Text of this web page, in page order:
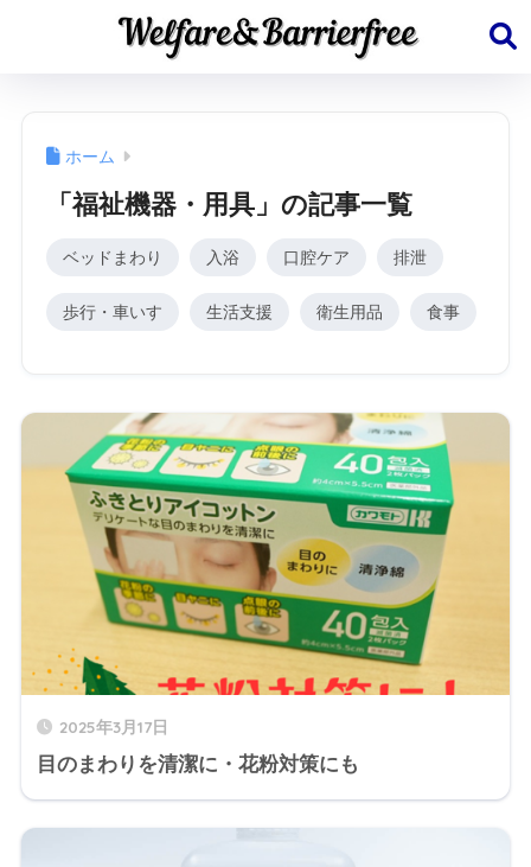
ホーム
「福祉機器・用具」の記事一覧
ベッドまわり 入浴 口腔ケア 排泄
歩行・車いす 生活支援 衛生用品 食事
2025年3月17日
目のまわりを清潔に・花粉対策にも